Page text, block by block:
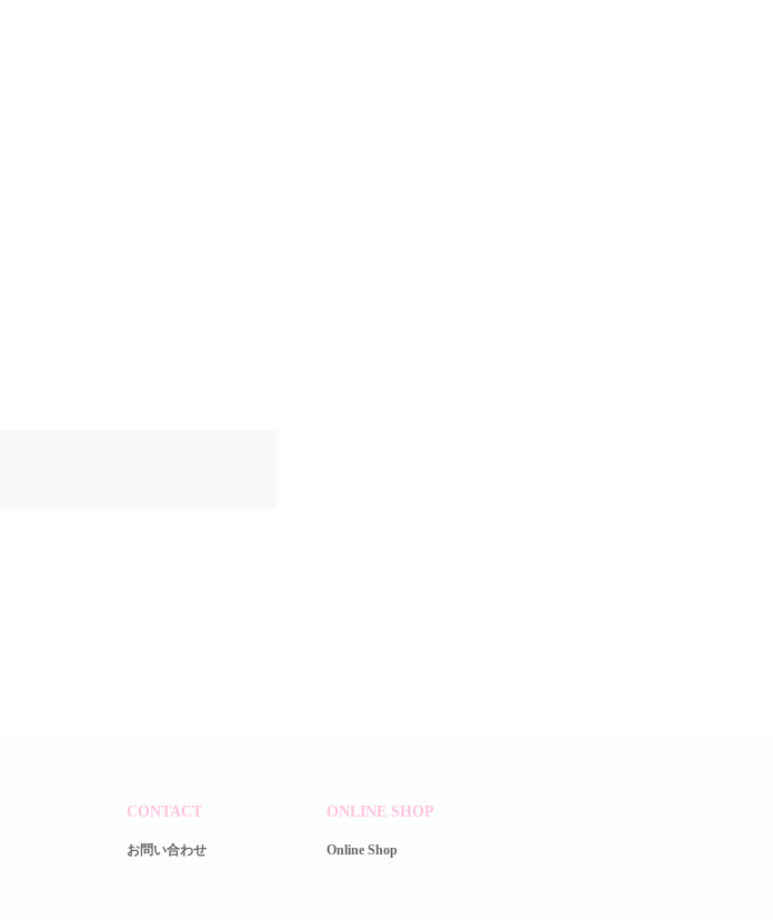
CONTACT
お問い合わせ
ONLINE SHOP
Online Shop